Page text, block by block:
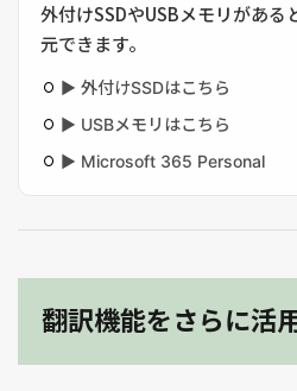
外付けSSDやUSBメモリがある
元できます。
▶ 外付けSSDはこちら
▶ USBメモリはこちら
▶ Microsoft 365 Personal
翻訳機能をさらに活